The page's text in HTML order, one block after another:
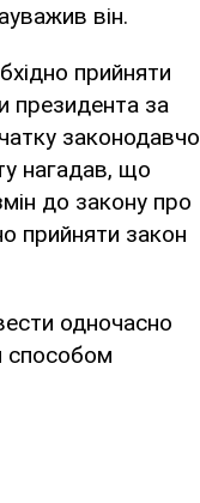
він.
прийняти
президента за
законодавчо
нагадав, що
до закону про
прийняти закон
одночасно
способом